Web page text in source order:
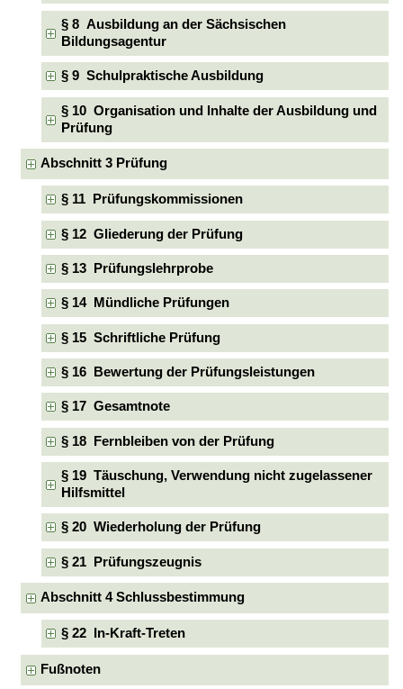
§ 8 Ausbildung an der Sächsischen
Bildungsagentur
§ 9 Schulpraktische Ausbildung
§ 10 Organisation und Inhalte der Ausbildung und
Prüfung
Abschnitt 3 Prüfung
§ 11 Prüfungskommissionen
§ 12 Gliederung der Prüfung
§ 13 Prüfungslehrprobe
§ 14 Mündliche Prüfungen
§ 15 Schriftliche Prüfung
§ 16 Bewertung der Prüfungsleistungen
§ 17 Gesamtnote
§ 18 Fernbleiben von der Prüfung
§ 19 Täuschung, Verwendung nicht zugelassener
Hilfsmittel
§ 20 Wiederholung der Prüfung
§ 21 Prüfungszeugnis
Abschnitt 4 Schlussbestimmung
§ 22 In-Kraft-Treten
Fußnoten